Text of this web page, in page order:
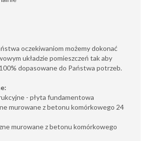
oczekiwaniom możemy dokonać
układzie pomieszczeń tak aby
dopasowane do Państwa potrzeb.
- płyta fundamentowa
murowane z betonu komórkowego 24
murowane z betonu komórkowego